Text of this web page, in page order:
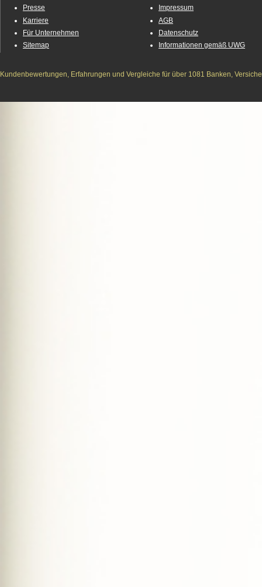
Presse
Karriere
Für Unternehmen
Sitemap
Impressum
AGB
Datenschutz
Informationen gemäß UWG
Kundenbewertungen, Erfahrungen und Vergleiche für über 1081 Banken,